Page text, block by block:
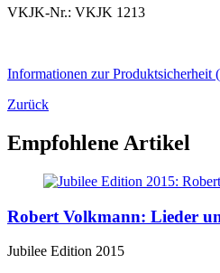
VKJK-Nr.: VKJK 1213
Informationen zur Produktsicherheit
Zurück
Empfohlene Artikel
Robert Volkmann: Lieder
Jubilee Edition 2015